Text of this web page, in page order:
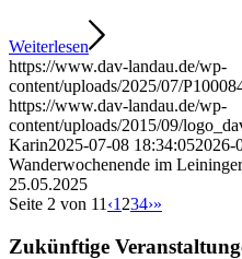
Weiterlesen
https://www.dav-landau.de/wp-
content/uploads/2025/07/
https://www.dav-landau.de/wp-
content/uploads/2015/09/
Karin2025-07-08 18:34:052026-
Wanderwochenende im
25.05.2025
Seite 2 von 11 ‹1 234›»
Zukünftige